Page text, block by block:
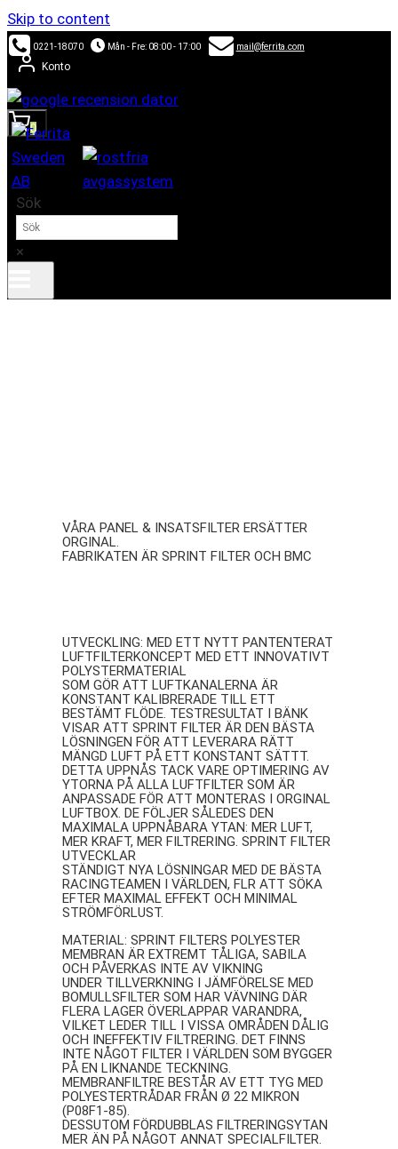
Skip to content
0221-18070 Mån - Fre: 08:00 - 17:00 mail@ferrita.com
Konto
0
Sök
×
VÅRA PANEL & INSATSFILTER ERSÄTTER
ORGINAL.
FABRIKATEN ÄR SPRINT FILTER OCH BMC
UTVECKLING: MED ETT NYTT PANTENTERAT
LUFTFILTERKONCEPT MED ETT INNOVATIVT
POLYSTERMATERIAL
SOM GÖR ATT LUFTKANALERNA ÄR
KONSTANT KALIBRERADE TILL ETT
BESTÄMT FLÖDE. TESTRESULTAT I BÄNK
VISAR ATT SPRINT FILTER ÄR DEN BÄSTA
LÖSNINGEN FÖR ATT LEVERARA RÄTT
MÄNGD LUFT PÅ ETT KONSTANT SÄTTT.
DETTA UPPNÅS TACK VARE OPTIMERING AV
YTORNA PÅ ALLA LUFTFILTER SOM ÄR
ANPASSADE FÖR ATT MONTERAS I ORGINAL
LUFTBOX. DE FÖLJER SÅLEDES DEN
MAXIMALA UPPNÅBARA YTAN: MER LUFT,
MER KRAFT, MER FILTRERING. SPRINT FILTER
UTVECKLAR
STÄNDIGT NYA LÖSNINGAR MED DE BÄSTA
RACINGTEAMEN I VÄRLDEN, FLR ATT SÖKA
EFTER MAXIMAL EFFEKT OCH MINIMAL
STRÖMFÖRLUST.
MATERIAL: SPRINT FILTERS POLYESTER
MEMBRAN ÄR EXTREMT TÅLIGA, SABILA
OCH PÅVERKAS INTE AV VIKNING
UNDER TILLVERKNING I JÄMFÖRELSE MED
BOMULLSFILTER SOM HAR VÄVNING DÄR
FLERA LAGER ÖVERLAPPAR VARANDRA,
VILKET LEDER TILL I VISSA OMRÅDEN DÅLIG
OCH INEFFEKTIV FILTRERING. DET FINNS
INTE NÅGOT FILTER I VÄRLDEN SOM BYGGER
PÅ EN LIKNANDE TECKNING.
MEMBRANFILTRE BESTÅR AV ETT TYG MED
POLYESTERTRÅDAR FRÅN Ø 22 MIKRON
(P08F1-85).
DESSUTOM FÖRDUBBLAS FILTRERINGSYTAN
MER ÄN PÅ NÅGOT ANNAT SPECIALFILTER.